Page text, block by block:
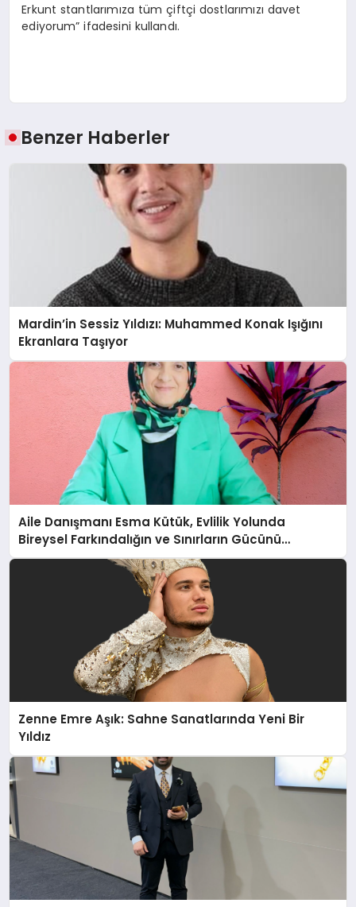
Erkunt stantlarımıza tüm çiftçi dostlarımızı davet
ediyorum” ifadesini kullandı.
Benzer Haberler
Mardin’in Sessiz Yıldızı: Muhammed Konak Işığını
Ekranlara Taşıyor
Aile Danışmanı Esma Kütük, Evlilik Yolunda
Bireysel Farkındalığın ve Sınırların Gücünü
Anlatıyor
Zenne Emre Aşık: Sahne Sanatlarında Yeni Bir
Yıldız